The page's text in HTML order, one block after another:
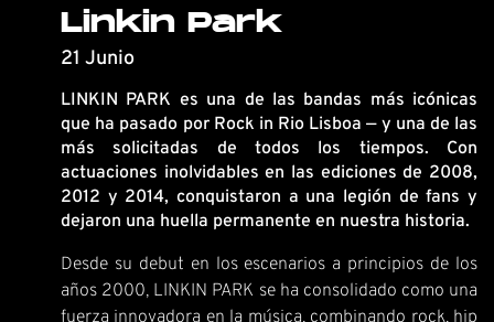
Linkin Park
21 Junio
LINKIN PARK es una de las bandas más icónicas
que ha pasado por Rock in Rio Lisboa — y una de las
más solicitadas de todos los tiempos. Con
actuaciones inolvidables en las ediciones de 2008,
2012 y 2014, conquistaron a una legión de fans y
dejaron una huella permanente en nuestra historia.
Desde su debut en los escenarios a principios de los
años 2000, LINKIN PARK se ha consolidado como una
fuerza innovadora en la música, combinando rock, hip